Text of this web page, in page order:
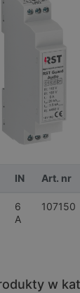
IN Art. nr
6
A
107150
w